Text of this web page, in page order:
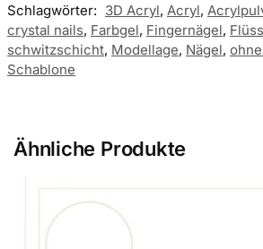
Schlagwörter: 3D Acryl, Acryl,
crystal nails, Farbgel, Fingernägel,
schwitzschicht, Modellage, Nägel,
Schablone
Ähnliche Produkte